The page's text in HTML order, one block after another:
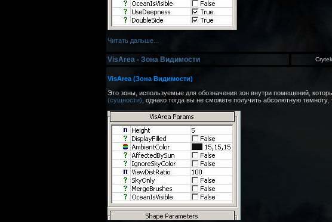
Читать дальше...
VisArea - Зона Видимости Crytek
VisArea (Зона Видимости)
Это зоны, используемые для обозначения зон внутри помещений,
(сущности) , однако тогда вы не сможете получить абсолютную